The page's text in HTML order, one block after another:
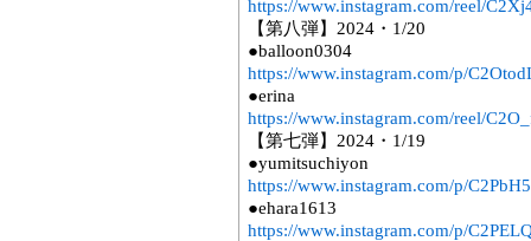
https://www.instagram.com/reel/
【第八弾】2024・1/20
●balloon0304
https://www.instagram.com/p/
●erina
https://www.instagram.com/reel/
【第七弾】2024・1/19
●yumitsuchiyon
https://www.instagram.com/p/
●ehara1613
https://www.instagram.com/p/